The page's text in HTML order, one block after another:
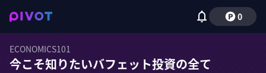
0
ECONOMICS101
今こそ知りたいバフェット投資の全て